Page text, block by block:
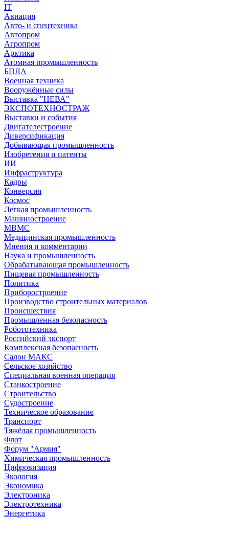
IT
Авиация
Авто- и спецтехника
Автопром
Агропром
Арктика
Атомная промышленность
БПЛА
Военная техника
Вооружённые силы
Выставка "НЕВА"
ЭКСПОТЕХНОСТРАЖ
Выставки и события
Двигателестроение
Диверсификация
Добывающая промышленность
Изобретения и патенты
ИИ
Инфраструктура
Кадры
Конверсия
Космос
Легкая промышленность
Машиностроение
МВМС
Медицинская промышленность
Мнения и комментарии
Наука и промышленность
Обрабатывающая промышленность
Пищевая промышленность
Политика
Приборостроение
Производство строительных материалов
Происшествия
Промышленная безопасность
Робототехника
Российский экспорт
Комплексная безопасность
Салон МАКС
Сельское хозяйство
Специальная военная операция
Станкостроение
Строительство
Судостроение
Техническое образование
Транспорт
Тяжёлая промышленность
Флот
Форум "Армия"
Химическая промышленность
Цифровизация
Экология
Экономика
Электроника
Электротехника
Энергетика